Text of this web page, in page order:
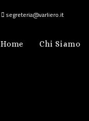
segreteria@varliero.it
Home Chi Siamo